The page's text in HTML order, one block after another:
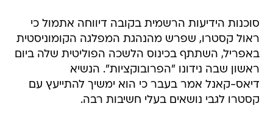
סוכנות הידיעות הרשמית בקובה דיווחה אתמול כי
ראול קסטרו, שפרש מהנהגת המפלגה הקומוניסטית
באפריל, השתתף בכינוס הלשכה הפוליטית שלה ביום
ראשון שבה נידונו "הפרובוקציות". הנשיא
דיאס-קאנל אמר בעבר כי הוא ימשיך להתייעץ עם
קסטרו לגבי נושאים בעלי חשיבות רבה.